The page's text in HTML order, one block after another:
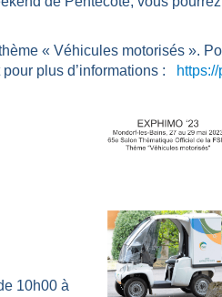
« Véhicules motorisés ».
plus d’informations :
10h00 à